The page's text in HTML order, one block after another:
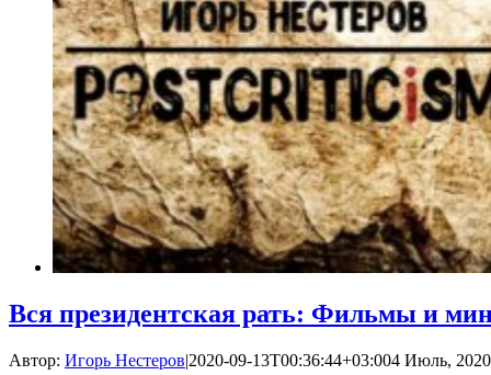
Вся президентская рать: Фильмы и
Автор: Игорь Нестеров|2020-09-13T00:36:44+03:004 Июль,